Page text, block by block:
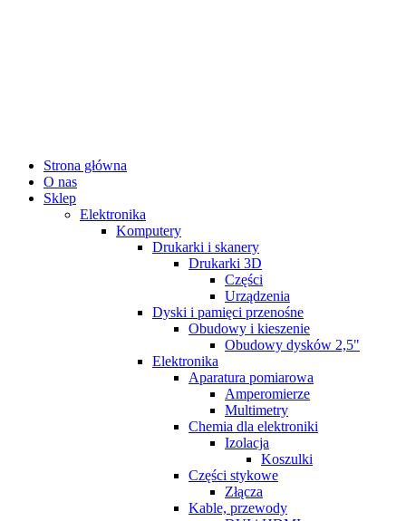
Strona główna
O nas
Sklep
Elektronika
Komputery
Drukarki i skanery
Drukarki 3D
Części
Urządzenia
Dyski i pamięci przenośne
Obudowy i kieszenie
Obudowy dysków 2,5"
Elektronika
Aparatura pomiarowa
Amperomierze
Multimetry
Chemia dla elektroniki
Izolacja
Koszulki
Części stykowe
Złącza
Kable, przewody